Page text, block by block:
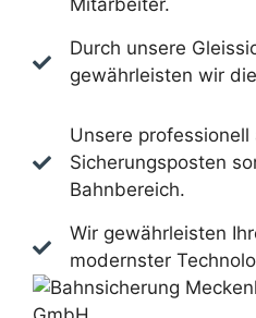
Mitarbeiter.
Durch unsere
gewährleisten wir
Unsere
Sicherungsposten
Bahnbereich.
Wir gewährleisten
modernster